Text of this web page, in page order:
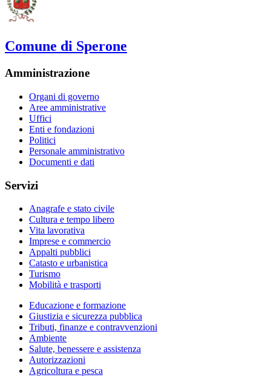
Comune di Sperone
Amministrazione
Organi di governo
Aree amministrative
Uffici
Enti e fondazioni
Politici
Personale amministrativo
Documenti e dati
Servizi
Anagrafe e stato civile
Cultura e tempo libero
Vita lavorativa
Imprese e commercio
Appalti pubblici
Catasto e urbanistica
Turismo
Mobilità e trasporti
Educazione e formazione
Giustizia e sicurezza pubblica
Tributi, finanze e contravvenzioni
Ambiente
Salute, benessere e assistenza
Autorizzazioni
Agricoltura e pesca